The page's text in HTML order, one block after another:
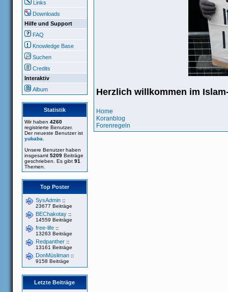
Links
Downloads
Hilfe und Support
FAQ
Knowledge Base
Suchen
Credits
Interaktiv
Album
Statistik
Wir haben 4260
registrierte Benutzer.
Der neueste Benutzer ist
yubaba
Unsere Benutzer haben
insgesamt 5209 Beiträge
geschrieben. Es gibt 91
Themen.
Top Poster
SysAdmin ::
23677 Beiträge
BEChakotay ::
14559 Beiträge
free-life ::
13263 Beiträge
Redpanther ::
13161 Beiträge
DonMüsliman ::
9158 Beiträge
Letzte Beiträge
Herzlich willkommen im
Home
Koranblog
Forenregeln